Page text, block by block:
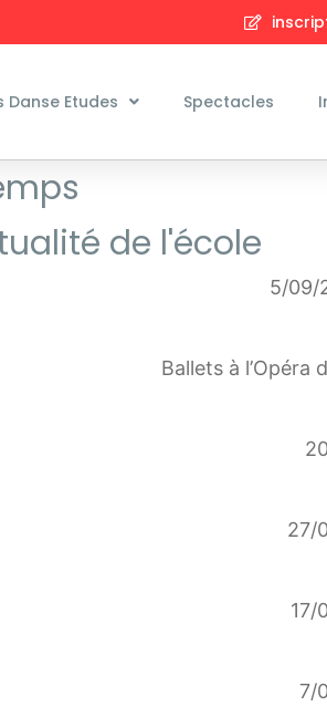
Danse Etudes Spectacles
de l'école
5/09/
Ballets à l’Opéra
27/
17/
7/